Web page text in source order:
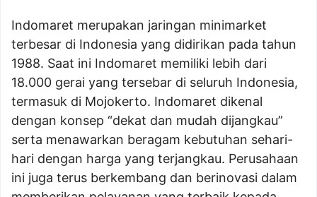
Indomaret merupakan jaringan minimarket
terbesar di Indonesia yang didirikan pada tahun
1988. Saat ini Indomaret memiliki lebih dari
18.000 gerai yang tersebar di seluruh Indonesia,
termasuk di Mojokerto. Indomaret dikenal
dengan konsep “dekat dan mudah dijangkau”
serta menawarkan beragam kebutuhan sehari-
hari dengan harga yang terjangkau. Perusahaan
ini juga terus berkembang dan berinovasi dalam